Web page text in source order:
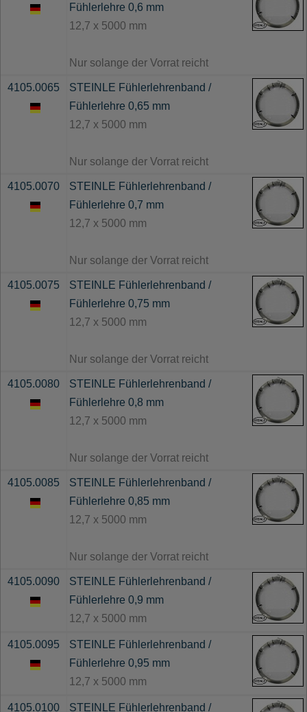
Fühlerlehre 0,6 mm
12,7 x 5000 mm
Nur solange der Vorrat reicht
4105.0065
STEINLE Fühlerlehrenband /
Fühlerlehre 0,65 mm
12,7 x 5000 mm
Nur solange der Vorrat reicht
4105.0070
STEINLE Fühlerlehrenband /
Fühlerlehre 0,7 mm
12,7 x 5000 mm
Nur solange der Vorrat reicht
4105.0075
STEINLE Fühlerlehrenband /
Fühlerlehre 0,75 mm
12,7 x 5000 mm
Nur solange der Vorrat reicht
4105.0080
STEINLE Fühlerlehrenband /
Fühlerlehre 0,8 mm
12,7 x 5000 mm
Nur solange der Vorrat reicht
4105.0085
STEINLE Fühlerlehrenband /
Fühlerlehre 0,85 mm
12,7 x 5000 mm
Nur solange der Vorrat reicht
4105.0090
STEINLE Fühlerlehrenband /
Fühlerlehre 0,9 mm
12,7 x 5000 mm
4105.0095
STEINLE Fühlerlehrenband /
Fühlerlehre 0,95 mm
12,7 x 5000 mm
4105.0100
STEINLE Fühlerlehrenband /